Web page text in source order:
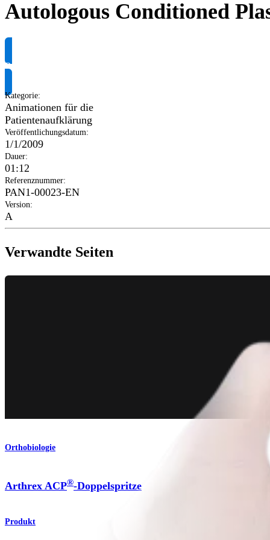
Autologous Conditioned
Produktinformationen anfragen
Kategorie:
Animationen für die
Patientenaufklärung
Veröffentlichungsdatum:
1/1/2009
Dauer:
01:12
Referenznummer:
PAN1-00023-EN
Version:
A
Verwandte Seiten
Orthobiologie
Arthrex ACP®-Doppelspritze
Produkt